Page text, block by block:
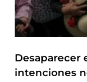
Desaparecer
intenciones